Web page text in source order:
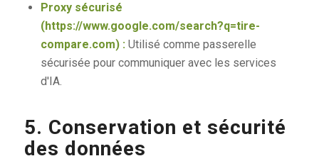
Proxy sécurisé
(https://www.google.com/search?q=tire-
compare.com) :Utilisé comme passerelle
sécurisée pour communiquer avec les services
d'IA.
5. Conservation et sécurité
des données